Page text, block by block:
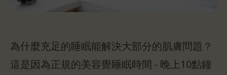
為什麼充足的睡眠能解決大部分的肌膚問題？
這是因為正規的美容覺睡眠時間 - 晚上10點鐘